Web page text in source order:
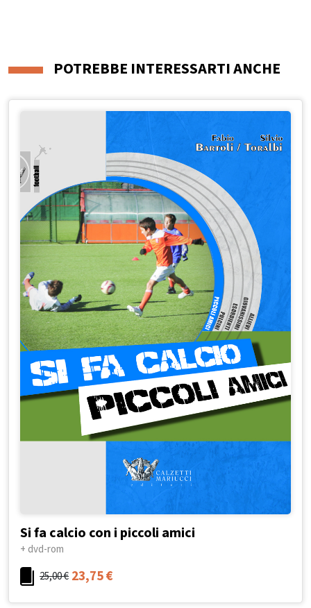
POTREBBE INTERESSARTI ANCHE
Si fa calcio con i piccoli amici
+ dvd-rom
25,00€ 23,75€